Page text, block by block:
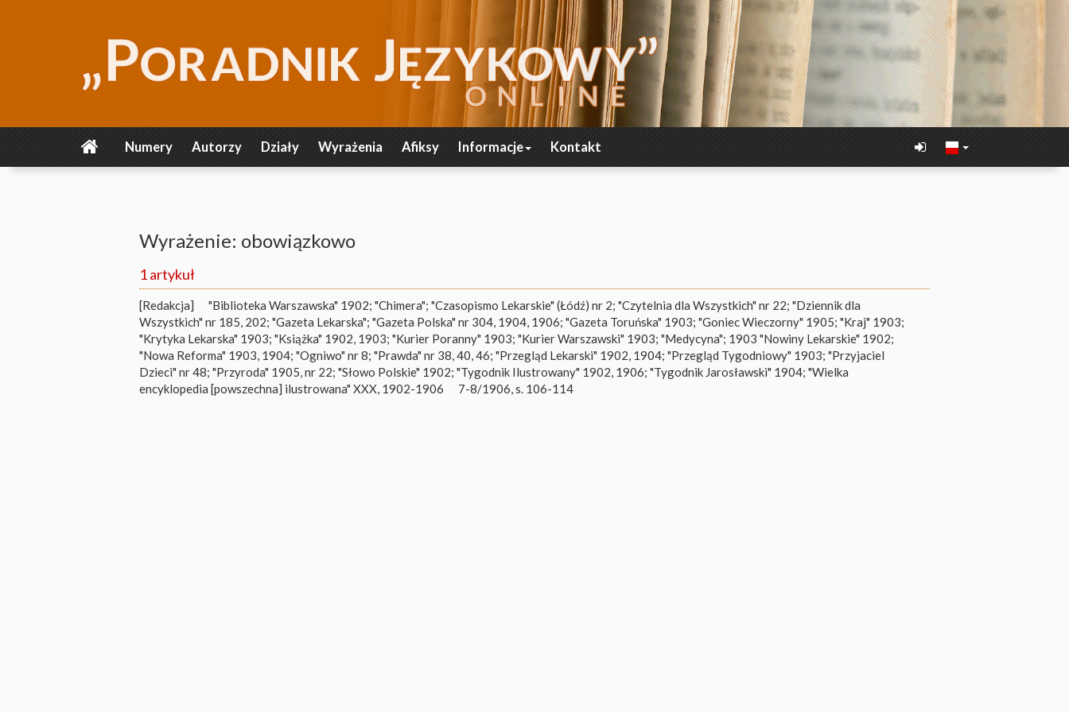
Numery Autorzy Działy Wyrażenia Afiksy Informacje Kontakt
Wyrażenie: obowiązkowo
1 artykuł
[Redakcja]
"Biblioteka Warszawska" 1902; "Chimera"; "Czasopismo Lekarskie" (Łódź) nr 2; "Czytelnia dla Wszystkich" nr 22; "Dziennik dla
Wszystkich" nr 185, 202; "Gazeta Lekarska"; "Gazeta Polska" nr 304, 1904, 1906; "Gazeta Toruńska" 1903; "Goniec Wieczorny" 1905; "Kraj" 1903;
"Krytyka Lekarska" 1903; "Książka" 1902, 1903; "Kurier Poranny" 1903; "Kurier Warszawski" 1903; "Medycyna"; 1903 "Nowiny Lekarskie" 1902;
"Nowa Reforma" 1903, 1904; "Ogniwo" nr 8; "Prawda" nr 38, 40, 46; "Przegląd Lekarski" 1902, 1904; "Przegląd Tygodniowy" 1903; "Przyjaciel
Dzieci" nr 48; "Przyroda" 1905, nr 22; "Słowo Polskie" 1902; "Tygodnik Ilustrowany" 1902, 1906; "Tygodnik Jarosławski" 1904; "Wielka
encyklopedia [powszechna] ilustrowana" XXX, 1902-1906
7-8/1906, s. 106-114